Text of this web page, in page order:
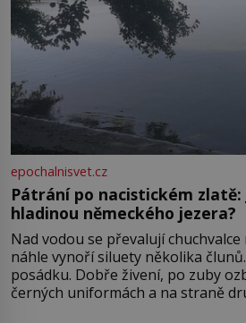
epochalnisvet.cz
Pátrání po nacistickém
hladinou německého jezera?
Nad vodou se převalují
náhle vynoří siluety několika
posádku. Dobře živení, po zuby
černých uniformách a na straně